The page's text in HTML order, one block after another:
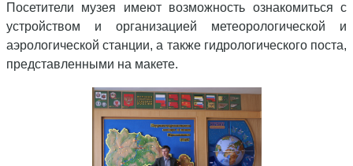
Посетители музея имеют возможность ознакомиться с
устройством и организацией метеорологической и
аэрологической станции, а также гидрологического поста,
представленными на макете.